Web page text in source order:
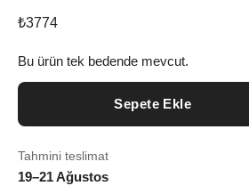
₺3774
Bu ürün tek bedende mevcut.
Sepete Ekle
Tahmini teslimat
19–21 Ağustos